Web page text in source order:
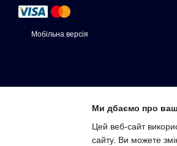
Мобільна версія
Ми дбаємо про
Цей веб-сайт
сайту. Ви можете